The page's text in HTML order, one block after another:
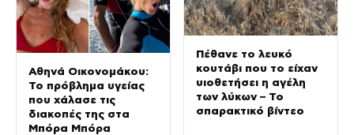
Αθηνά Οικονομάκου:
Το πρόβλημα υγείας
που χάλασε τις
διακοπές της στα
Μπόρα Μπόρα
Πέθανε το λευκό
κουτάβι που το είχαν
υιοθετήσει η αγέλη
των λύκων – Το
σπαρακτικό βίντεο